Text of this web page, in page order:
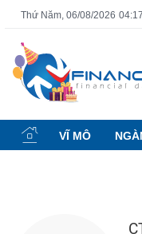
Thứ Năm, 06/08/2026
VĨ MÔ
Tất cả Tính năng
Tính
năng
(-)